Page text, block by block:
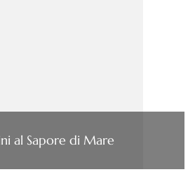
al Sapore di Mare